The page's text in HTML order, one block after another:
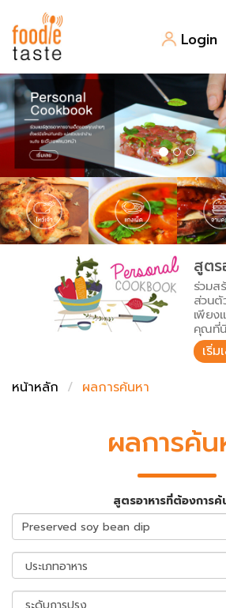
Login
สูตรอาหาร
สูตรอาหารล่าสุด
Top Foodie
พาไปชิม
สารพันก้นครัว
เคล็ดลับน่ารู้
เปรียบเทียบหน่วยการตวง
เปรียบเทียบอุณหภูมิ
เปรียบเทียบน้ำหนักวัตถุดิบ
FoodPedia
สร้าง Cookbook
สูตร
ร่วมส
ส่วนตั
เพียง
คุณที่
เริ่ม
หน้าหลัก
ผลการค้นหา
ผลการค้น
สูตรอาหารที่ต้องการค้